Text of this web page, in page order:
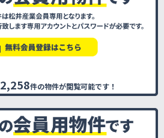
2,258件の物件が閲覧可能です！